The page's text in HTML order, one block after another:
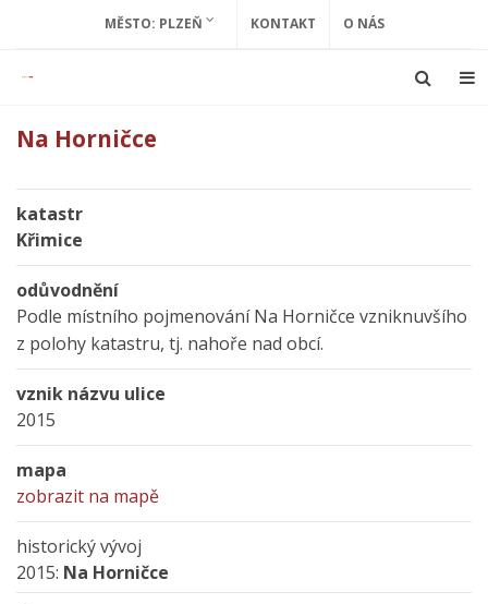
MĚSTO: PLZEŇ KONTAKT O NÁS
Na Horničce
katastr
Křimice
odůvodnění
Podle místního pojmenování Na Horničce vzniknuvšího
z polohy katastru, tj. nahoře nad obcí.
vznik názvu ulice
2015
mapa
zobrazit na mapě
historický vývoj
2015: Na Horničce